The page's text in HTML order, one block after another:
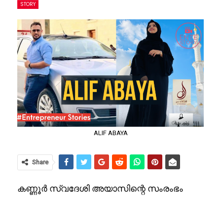
STORY
ALIF ABAYA
Share
കണ്ണൂർ സ്വദേശി അയാസിന്റെ സംരംഭം